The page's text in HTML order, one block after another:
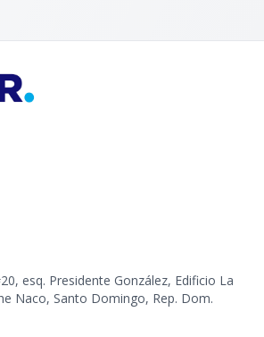
esq. Presidente González, Edificio La
Naco, Santo Domingo, Rep. Dom.